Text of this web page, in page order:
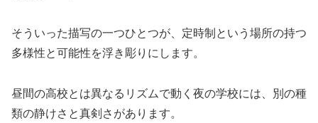
そういった描写の一つひとつが、定時制という場所の持つ
多様性と可能性を浮き彫りにします。
昼間の高校とは異なるリズムで動く夜の学校には、別の種
類の静けさと真剣さがあります。